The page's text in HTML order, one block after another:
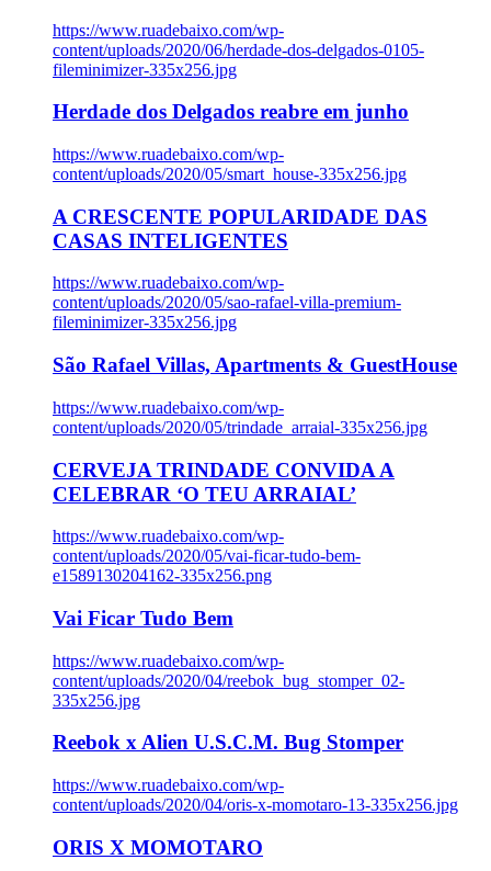
https://www.ruadebaixo.com/wp-
content/uploads/2020/06/herdade-dos-delgados-0105-
fileminimizer-335x256.jpg
Herdade dos Delgados reabre em junho
https://www.ruadebaixo.com/wp-
content/uploads/2020/05/smart_house-335x256.jpg
A CRESCENTE POPULARIDADE DAS
CASAS INTELIGENTES
https://www.ruadebaixo.com/wp-
content/uploads/2020/05/sao-rafael-villa-premium-
fileminimizer-335x256.jpg
São Rafael Villas, Apartments & GuestHouse
https://www.ruadebaixo.com/wp-
content/uploads/2020/05/trindade_arraial-335x256.jpg
CERVEJA TRINDADE CONVIDA A
CELEBRAR ‘O TEU ARRAIAL’
https://www.ruadebaixo.com/wp-
content/uploads/2020/05/vai-ficar-tudo-bem-
e1589130204162-335x256.png
Vai Ficar Tudo Bem
https://www.ruadebaixo.com/wp-
content/uploads/2020/04/reebok_bug_stomper_02-
335x256.jpg
Reebok x Alien U.S.C.M. Bug Stomper
https://www.ruadebaixo.com/wp-
content/uploads/2020/04/oris-x-momotaro-13-335x256.jpg
ORIS X MOMOTARO